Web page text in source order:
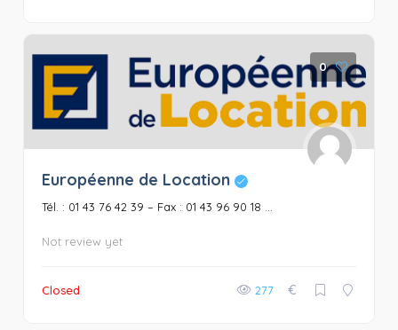
0
Européenne de Location
Tél. : 01 43 76 42 39 – Fax : 01 43 96 90 18 ...
Not review yet
Closed 277 €